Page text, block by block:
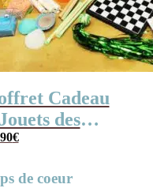
Cadeau
des
80 » –
€
de coeur